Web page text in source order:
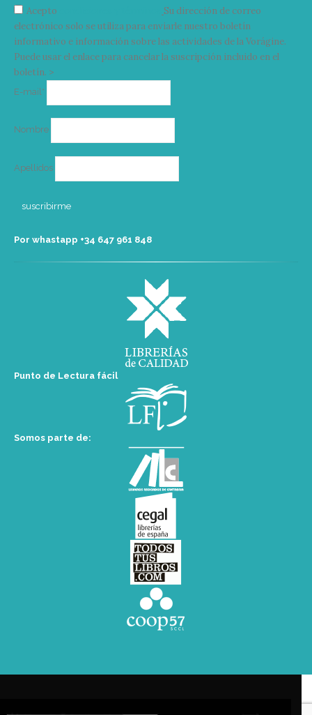
Acepto
Su dirección de correo
electrónico solo se utiliza para enviarle nuestro boletín
informativo e información sobre las actividades de la Vorágine.
Puede usar el enlace para cancelar la suscripción incluido en el
boletín. >
E-mail*
Nombre
Apellidos
Por whastapp +34 ‭647 961 848‬
Punto de Lectura fácil
Somos parte de: